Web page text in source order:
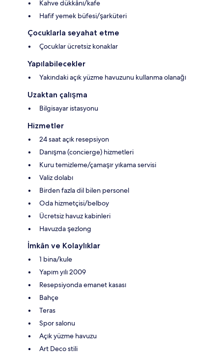
Kahve dükkânı/kafe
Hafif yemek büfesi/şarküteri
Çocuklarla seyahat etme
Çocuklar ücretsiz konaklar
Yapılabilecekler
Yakındaki açık yüzme havuzunu kullanma olanağı
Uzaktan çalışma
Bilgisayar istasyonu
Hizmetler
24 saat açık resepsiyon
Danışma (concierge) hizmetleri
Kuru temizleme/çamaşır yıkama servisi
Valiz dolabı
Birden fazla dil bilen personel
Oda hizmetçisi/belboy
Ücretsiz havuz kabinleri
Havuzda şezlong
İmkân ve Kolaylıklar
1 bina/kule
Yapım yılı 2009
Resepsiyonda emanet kasası
Bahçe
Teras
Spor salonu
Açık yüzme havuzu
Art Deco stili